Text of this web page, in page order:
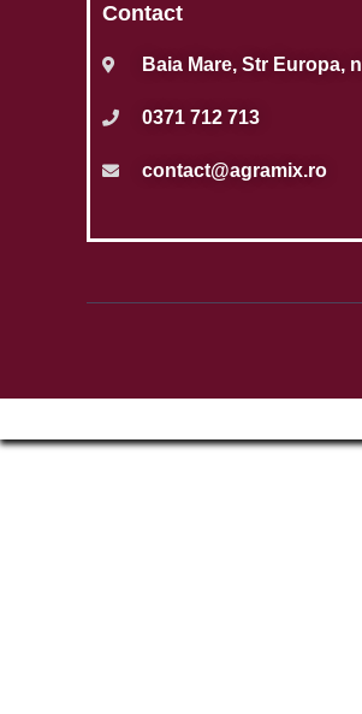
Contact
Baia Mare, Str Europa,
0371 712 713
contact@agramix.ro